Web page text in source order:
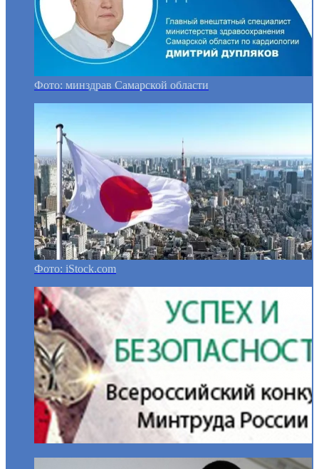
Фото: минздрав Самарской области
Фото: iStock.com